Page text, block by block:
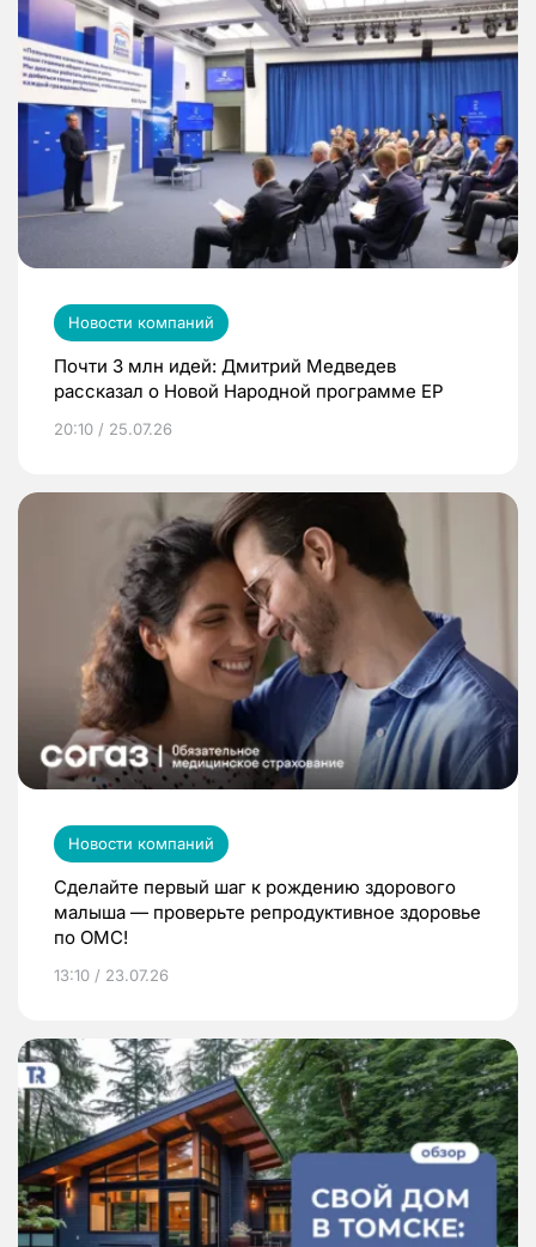
Новости компаний
Почти 3 млн идей: Дмитрий Медведев
рассказал о Новой Народной программе ЕР
20:10 / 25.07.26
Новости компаний
Сделайте первый шаг к рождению здорового
малыша — проверьте репродуктивное здоровье
по ОМС!
13:10 / 23.07.26